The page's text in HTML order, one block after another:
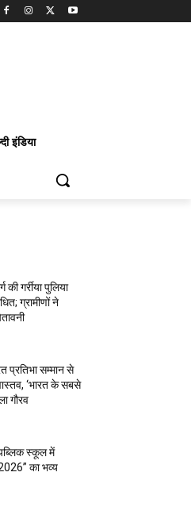
इंडिया
गर्रीया पुलिया
ग्रामीणों ने
प्रतिभा सम्मान से
‘भारत के सबसे
गौरव
स्कूल में
का भव्य